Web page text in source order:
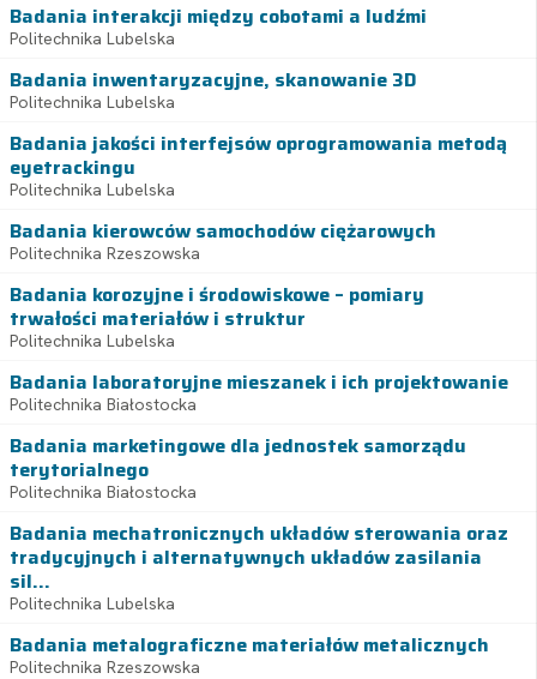
Badania interakcji między cobotami a ludźmi
Politechnika Lubelska
Badania inwentaryzacyjne, skanowanie 3D
Politechnika Lubelska
Badania jakości interfejsów oprogramowania metodą
eyetrackingu
Politechnika Lubelska
Badania kierowców samochodów ciężarowych
Politechnika Rzeszowska
Badania korozyjne i środowiskowe – pomiary
trwałości materiałów i struktur
Politechnika Lubelska
Badania laboratoryjne mieszanek i ich projektowanie
Politechnika Białostocka
Badania marketingowe dla jednostek samorządu
terytorialnego
Politechnika Białostocka
Badania mechatronicznych układów sterowania oraz
tradycyjnych i alternatywnych układów zasilania
sil...
Politechnika Lubelska
Badania metalograficzne materiałów metalicznych
Politechnika Rzeszowska